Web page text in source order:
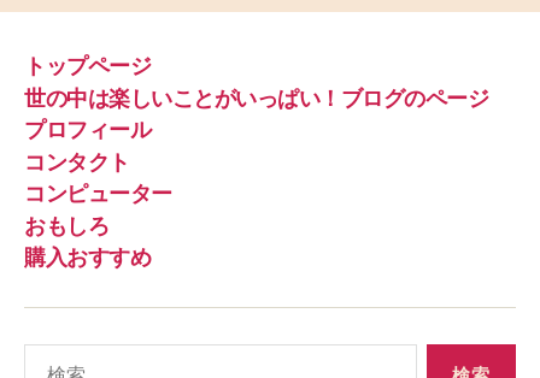
トップページ
世の中は楽しいことがいっぱい！ブログのページ
プロフィール
コンタクト
コンピューター
おもしろ
購入おすすめ